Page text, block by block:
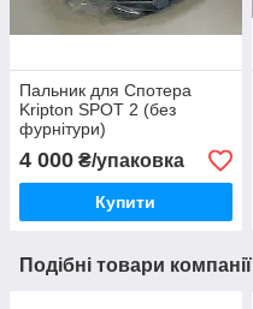
Пальник для Спотера
Kripton SPOT 2 (без
фурнітури)
4 000 ₴/упаковка
Купити
Подібні товари компанії